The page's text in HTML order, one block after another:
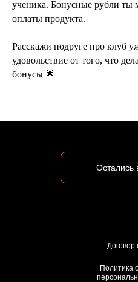
ученика. Бонусные рубли ты
оплаты продукта.
Расскажи подруге про клуб
удовольствие от того, что
бонусы 🌟
Остались
Политика